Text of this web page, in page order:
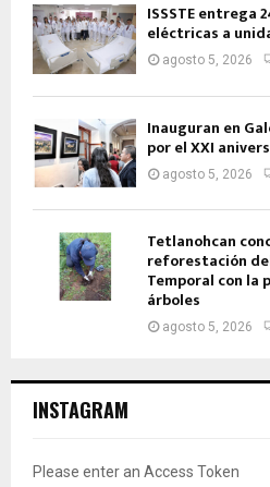
ISSSTE entrega
eléctricas a
agosto 5, 2026
Inauguran en
por el XXI
agosto 5, 2026
Tetlanohcan
reforestación
Temporal con la
árboles
agosto 5, 2026
INSTAGRAM
Please enter an Access Token